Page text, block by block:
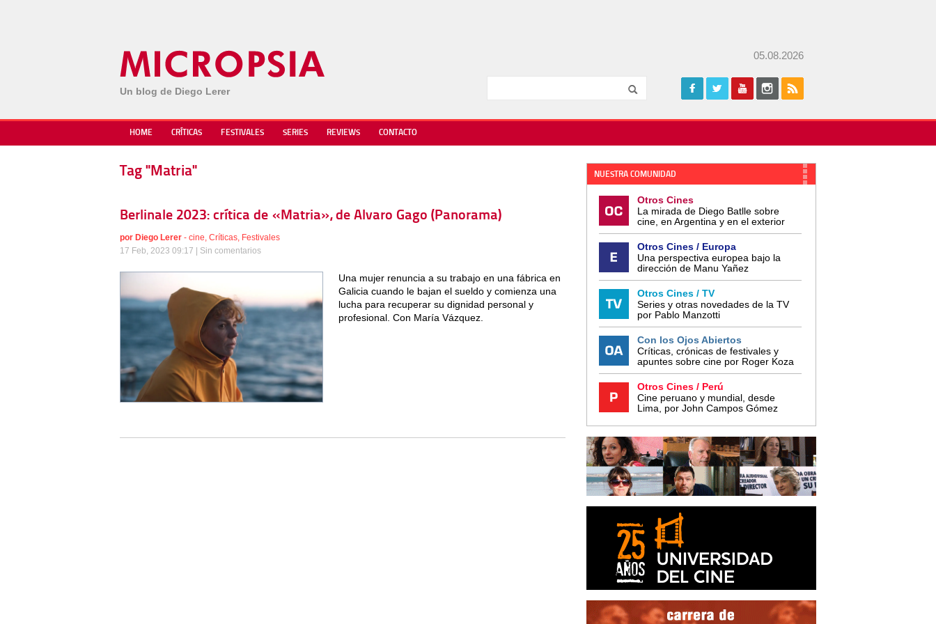
Un blog de Diego Lerer
05.08.2026
HOME CRÍTICAS FESTIVALES SERIES REVIEWS CONTACTO
Tag "Matria"
Berlinale 2023: crítica de «Matria», de Alvaro Gago (Panorama)
por Diego Lerer - cine, Críticas, Festivales
17 Feb, 2023 09:17 | Sin comentarios
Una mujer renuncia a su trabajo en una fábrica en
Galicia cuando le bajan el sueldo y comienza una
lucha para recuperar su dignidad personal y
profesional. Con María Vázquez.
NUESTRA COMUNIDAD
Otros Cines
La mirada de Diego Batlle sobre
cine, en Argentina y en el exterior
Otros Cines / Europa
Una perspectiva europea bajo la
dirección de Manu Yañez
Otros Cines / TV
Series y otras novedades de la TV
por Pablo Manzotti
Con los Ojos Abiertos
Críticas, crónicas de festivales y
apuntes sobre cine por Roger Koza
Otros Cines / Perú
Cine peruano y mundial, desde
Lima, por John Campos Gómez